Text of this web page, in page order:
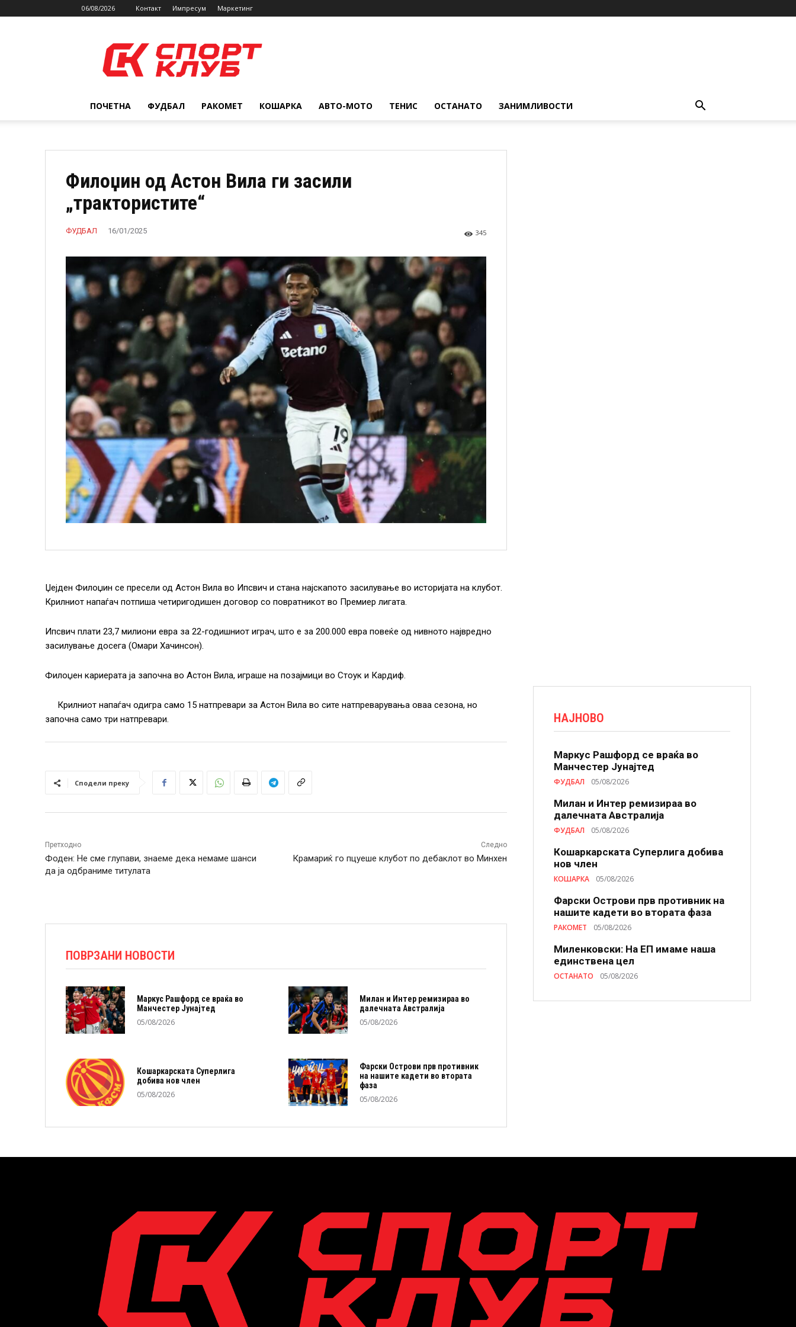
06/08/2026 Контакт Импресум Маркетинг
ПОЧЕТНА ФУДБАЛ РАКОМЕТ КОШАРКА АВТО-МОТО ТЕНИС ОСТАНАТО ЗАНИМЛИВОСТИ
Филоџин од Астон Вила ги засили
„трактористите“
ФУДБАЛ 16/01/2025 345
Џејден Филоџин се пресели од Астон Вила во Ипсвич и стана најскапото засилување во историјата на клубот.
Крилниот напаѓач потпиша четиригодишен договор со повратникот во Премиер лигата.
Ипсвич плати 23,7 милиони евра за 22-годишниот играч, што е за 200.000 евра повеќе од нивното највредно
засилување досега (Омари Хачинсон).
Филоџен кариерата ја започна во Астон Вила, играше на позајмици во Стоук и Кардиф.
Крилниот напаѓач одигра само 15 натпревари за Астон Вила во сите натпреварувања оваа сезона, но
започна само три натпревари.
Сподели преку
Претходно
Фоден: Не сме глупави, знаеме дека немаме шанси
да ја одбраниме титулата
Следно
Крамариќ го пцуеше клубот по дебаклот во Минхен
ПОВРЗАНИ НОВОСТИ
Маркус Рашфорд се враќа во
Манчестер Јунајтед
05/08/2026
Милан и Интер ремизираа во
далечната Австралија
05/08/2026
Кошаркарската Суперлига
добива нов член
05/08/2026
Фарски Острови прв противник
на нашите кадети во втората
фаза
05/08/2026
НАЈНОВО
Маркус Рашфорд се враќа во
Манчестер Јунајтед
ФУДБАЛ 05/08/2026
Милан и Интер ремизираа во
далечната Австралија
ФУДБАЛ 05/08/2026
Кошаркарската Суперлига добива
нов член
КОШАРКА 05/08/2026
Фарски Острови прв противник на
нашите кадети во втората фаза
РАКОМЕТ 05/08/2026
Миленковски: На ЕП имаме наша
единствена цел
ОСТАНАТО 05/08/2026